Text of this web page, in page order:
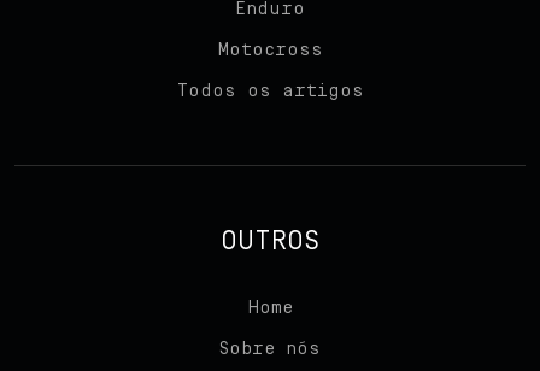
Enduro
Motocross
Todos os artigos
OUTROS
Home
Sobre nós